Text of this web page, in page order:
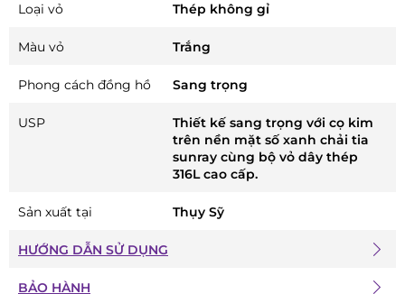
Loại vỏ Thép không gỉ
Màu vỏ Trắng
Phong cách đồng hồ Sang trọng
USP
Thiết kế sang trọng với cọ kim
trên nền mặt số xanh chải tia
sunray cùng bộ vỏ dây thép
316L cao cấp.
Sản xuất tại Thụy Sỹ
HƯỚNG DẪN SỬ DỤNG
BẢO HÀNH